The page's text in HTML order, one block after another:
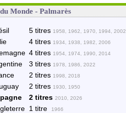
Monde - Palmarès
5 titres 1958, 1962, 1970, 1994, 2002
4 titres 1934, 1938, 1982, 2006
4 titres 1954, 1974, 1990, 2014
3 titres 1978, 1986, 2022
2 titres 1998, 2018
2 titres 1930, 1950
2 titres2010, 2026
1 titre 1966